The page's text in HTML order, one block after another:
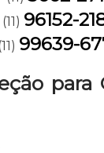
(11) 96152-
99639-
para